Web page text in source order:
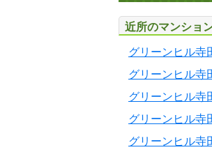
近所のマンショ
グリーンヒル寺
グリーンヒル寺
グリーンヒル寺
グリーンヒル寺
グリーンヒル寺